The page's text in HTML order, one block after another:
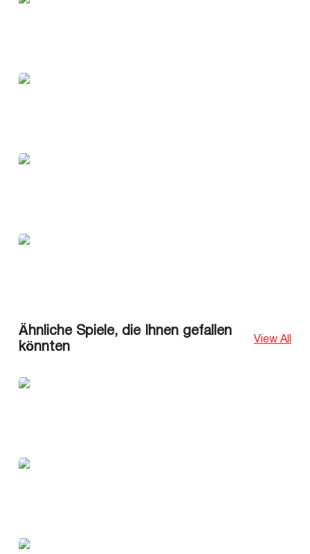
Ähnliche Spiele, die Ihnen gefallen
könnten
View All